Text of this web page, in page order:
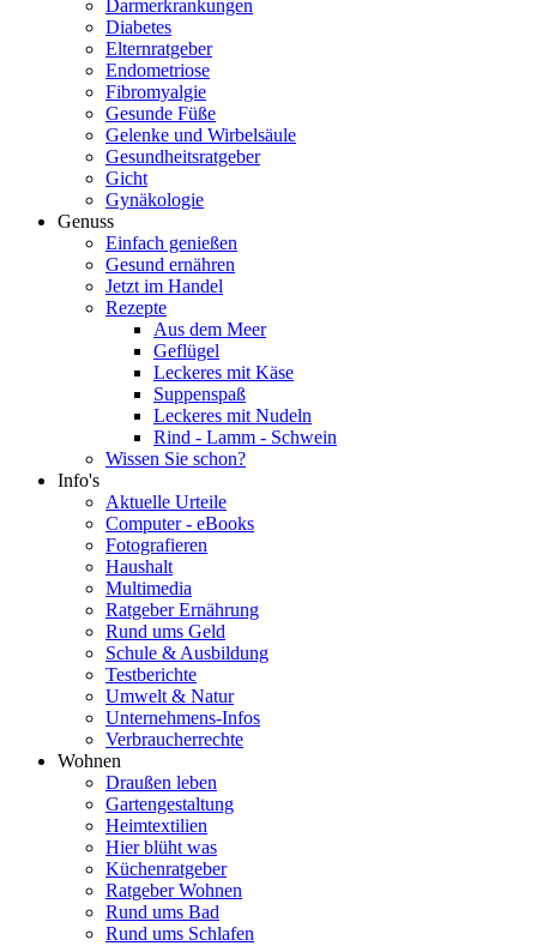
Darmerkrankungen
Diabetes
Elternratgeber
Endometriose
Fibromyalgie
Gesunde Füße
Gelenke und Wirbelsäule
Gesundheitsratgeber
Gicht
Gynäkologie
Genuss
Einfach genießen
Gesund ernähren
Jetzt im Handel
Rezepte
Aus dem Meer
Geflügel
Leckeres mit Käse
Suppenspaß
Leckeres mit Nudeln
Rind - Lamm - Schwein
Wissen Sie schon?
Info's
Aktuelle Urteile
Computer - eBooks
Fotografieren
Haushalt
Multimedia
Ratgeber Ernährung
Rund ums Geld
Schule & Ausbildung
Testberichte
Umwelt & Natur
Unternehmens-Infos
Verbraucherrechte
Wohnen
Draußen leben
Gartengestaltung
Heimtextilien
Hier blüht was
Küchenratgeber
Ratgeber Wohnen
Rund ums Bad
Rund ums Schlafen